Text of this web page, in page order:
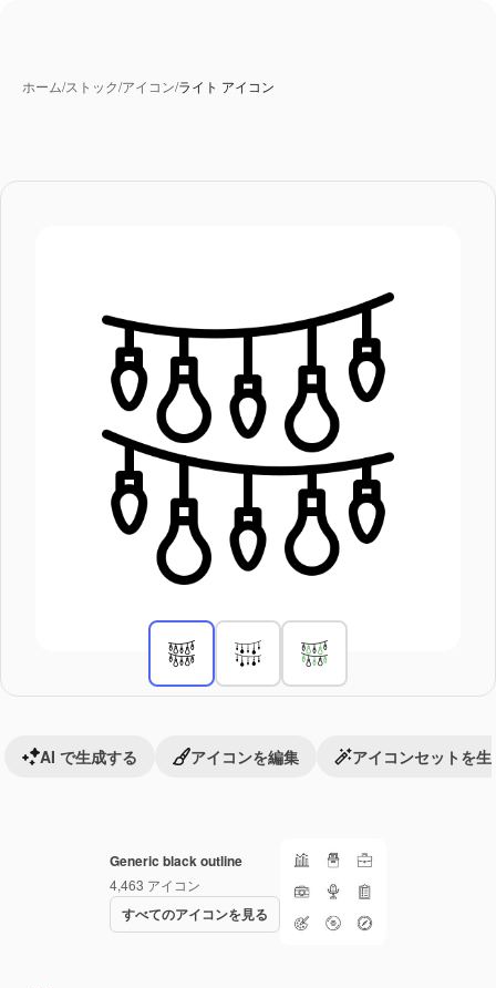
ホーム/ストック/アイコン/ライト アイコン
Generic black outline
4,463 アイコン
すべてのアイコンを見る
AI で生成する アイコンを編集 アイコンセットを生